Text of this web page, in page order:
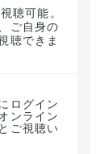
聴可能。
ご自身の
聴できま
ログイン
ンライン
ご視聴い